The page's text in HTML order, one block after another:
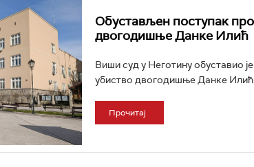
Обустављен поступак
двогодишње Данке Илић
Виши суд у Неготину обуставио
убиство двогодишње Данке
Прочитај